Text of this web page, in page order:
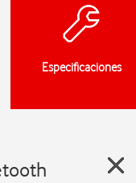
Especificaciones